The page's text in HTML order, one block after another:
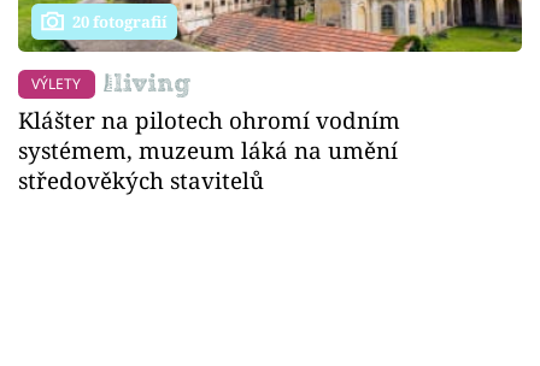
20 fotografií
VÝLETY
Klášter na pilotech ohromí vodním
systémem, muzeum láká na umění
středověkých stavitelů